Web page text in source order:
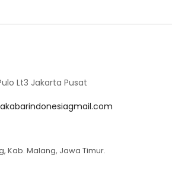
Lt3 Jakarta Pusat
Kab. Malang, Jawa Timur.